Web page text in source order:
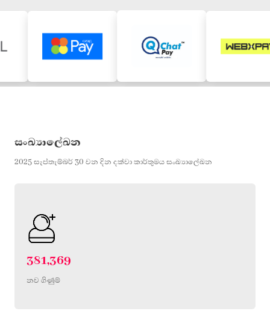
සංඛ්‍යාලේඛන
2025 සැප්තැම්බර් 30 වන දින දක්වා කාර්තුමය සංඛ්‍යාලේඛන
381,369
නව ගිණුම්